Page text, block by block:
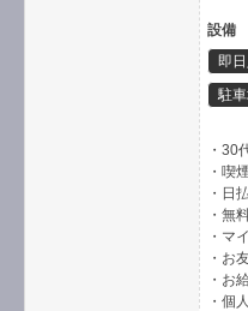
設備
即
駐
・30
・喫
・日
・無
・マ
・お
・お
・個